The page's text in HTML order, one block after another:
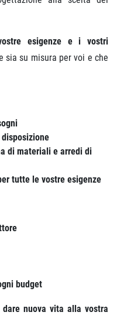
esigenze e i vostri
sia su misura per voi e che
di materiali e arredi di
tutte le vostre esigenze
budget
nuova vita alla vostra